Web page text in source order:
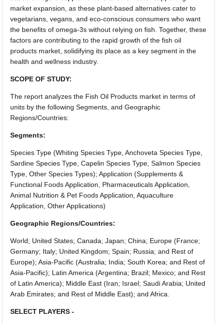
market expansion, as these plant-based alternatives cater to
vegetarians, vegans, and eco-conscious consumers who want
the benefits of omega-3s without relying on fish. Together, these
factors are contributing to the rapid growth of the fish oil
products market, solidifying its place as a key segment in the
health and wellness industry.
SCOPE OF STUDY:
The report analyzes the Fish Oil Products market in terms of
units by the following Segments, and Geographic
Regions/Countries:
Segments:
Species Type (Whiting Species Type, Anchoveta Species Type,
Sardine Species Type, Capelin Species Type, Salmon Species
Type, Other Species Types); Application (Supplements &
Functional Foods Application, Pharmaceuticals Application,
Animal Nutrition & Pet Foods Application, Aquaculture
Application, Other Applications)
Geographic Regions/Countries:
World; United States; Canada; Japan; China; Europe (France;
Germany; Italy; United Kingdom; Spain; Russia; and Rest of
Europe); Asia-Pacific (Australia; India; South Korea; and Rest of
Asia-Pacific); Latin America (Argentina; Brazil; Mexico; and Rest
of Latin America); Middle East (Iran; Israel; Saudi Arabia; United
Arab Emirates; and Rest of Middle East); and Africa.
SELECT PLAYERS -